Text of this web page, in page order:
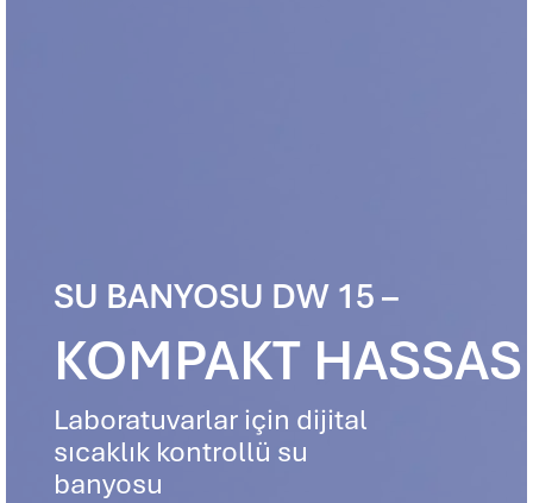
SU BANYOSU DW 15 –
KOMPAKT
Laboratuvarlar için dijital
sıcaklık kontrollü su
banyosu